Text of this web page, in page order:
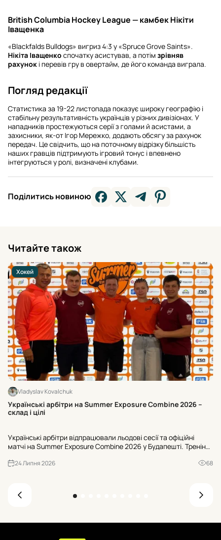
British Columbia Hockey League — камбек Нікіти
Іващенка
«Blackfalds Bulldogs» вигриз 4:3 у «Spruce Grove Saints».
Нікіта Іващенко спочатку асистував, а потім зрівняв
рахунок і перевів гру в овертайм, де його команда виграла.
Погляд редакції
Статистика за 19-22 листопада показує широку географію і
стабільну результативність українців у різних дивізіонах. У
нападників простежуються серії з голами й асистами, а
захисники, як-от Ігор Мережко, додають обсягу за рахунок
передач. Це свідчить, що на поточному відрізку більшість
наших гравців підтримують ігровий тонус і впевнено
інтегруються у ролі, визначені клубами.
Поділитись новиною
Читайте також
Хокей
Vladyslav Kovalchuk
Українські арбітри на Summer Exposure Combine 2026 –
склад і цілі
Українські арбітри відпрацювали льодові сесії та офіційні
матчі на Summer Exposure Combine 2026 у Будапешті. Тренінги
Хто потрапив до списку?
24 Липня 2026 68